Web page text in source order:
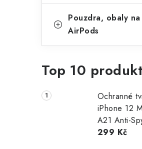
Pouzdra, obaly
AirPods
Top 10
Ochranné
iPhone 12
A21 Anti-
299 Kč